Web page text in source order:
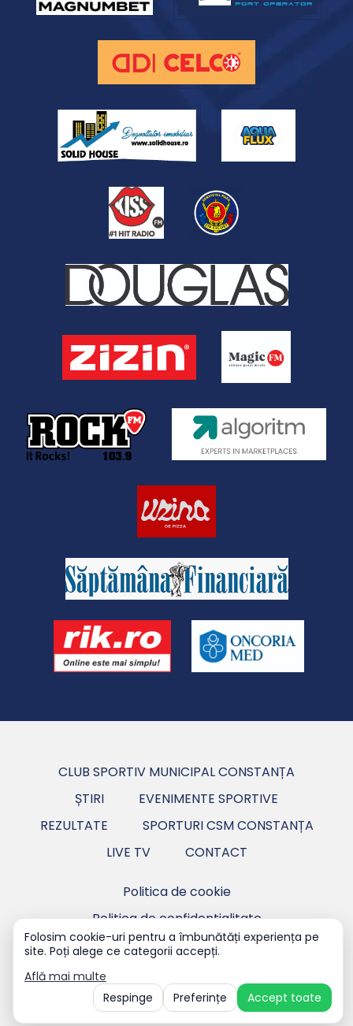
CLUB SPORTIV MUNICIPAL CONSTANȚA
ȘTIRI
EVENIMENTE SPORTIVE
REZULTATE
SPORTURI CSM CONSTANȚA
LIVE TV
CONTACT
Politica de cookie
Politica de confidentialitate
Copyright ©2026 CSM Constanța - Club Sportiv
Folosim cookie-uri pentru a îmbunătăți experiența pe
site. Poți alege ce categorii accepți.
Află mai multe
Respinge
Preferințe Accept toate